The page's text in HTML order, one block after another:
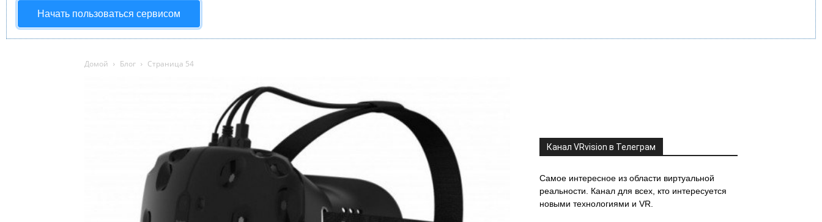
Начать пользоваться сервисом
Домой Блог Страница 54
Канал VRvision в Телеграм
Самое интересное из области виртуальной
реальности. Канал для всех, кто интересуется
новыми технологиями и VR.